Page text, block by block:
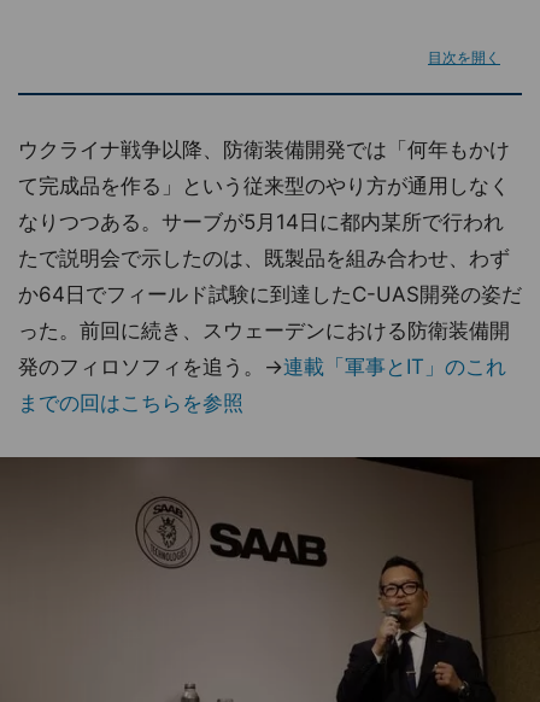
目次を開く
ウクライナ戦争以降、防衛装備開発では「何年もかけ
て完成品を作る」という従来型のやり方が通用しなく
なりつつある。サーブが5月14日に都内某所で行われ
たで説明会で示したのは、既製品を組み合わせ、わず
か64日でフィールド試験に到達したC-UAS開発の姿だ
った。前回に続き、スウェーデンにおける防衛装備開
発のフィロソフィを追う。→連載「軍事とIT」のこれ
までの回はこちらを参照